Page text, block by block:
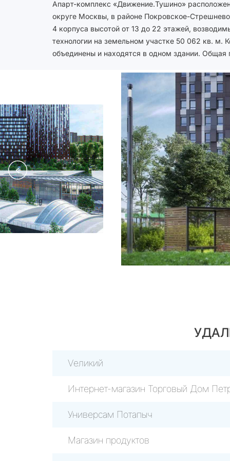
Апарт-комплекс «Движение.Тушино»
округе Москвы, в районе Покровское-
4 корпуса высотой от 13 до 22 этажей,
технологии на земельном участке 50 062 кв. м.
объединены и находятся в одном здании. Общая
104 534 кв. м. Вентилируемые фасады
керамогранитными и фиброцементными
общей сдержанности цветовой гаммы. Проектом
кладовые на цокольном этаже и коммерческие
Vеликий
Интернет-магазин Торговый Дом
Универсам Потапыч
Магазин продуктов